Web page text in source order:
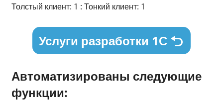
Толстый клиент: 1 : Тонкий клиент: 1
Услуги разработки 1С
Автоматизированы следующие
функции: